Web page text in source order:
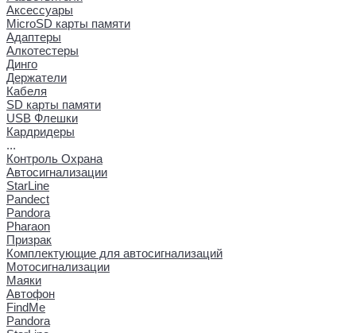
Аксессуары
MicroSD карты памяти
Адаптеры
Алкотестеры
Динго
Держатели
Кабеля
SD карты памяти
USB Флешки
Кардридеры
...
Контроль Охрана
Автосигнализации
StarLine
Pandect
Pandora
Pharaon
Призрак
Комплектующие для автосигнализаций
Мотосигнализации
Маяки
Автофон
FindMe
Pandora